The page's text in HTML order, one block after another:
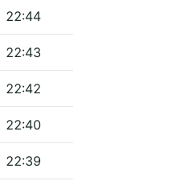
22:44
22:43
22:42
22:40
22:39